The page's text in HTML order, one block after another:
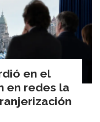
en el
en redes la